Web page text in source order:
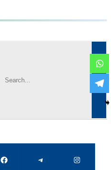
Facebook Telegram Instagram